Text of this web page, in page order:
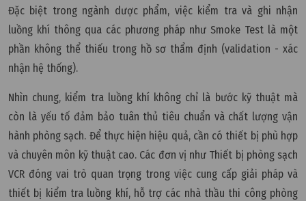
Đặc biệt trong ngành dược phẩm, việc kiểm tra và ghi nhận
luồng khí thông qua các phương pháp như Smoke Test là một
phần không thể thiếu trong hồ sơ thẩm định (validation - xác
nhận hệ thống).
Nhìn chung, kiểm tra luồng khí không chỉ là bước kỹ thuật mà
còn là yếu tố đảm bảo tuân thủ tiêu chuẩn và chất lượng vận
hành phòng sạch. Để thực hiện hiệu quả, cần có thiết bị phù hợp
và chuyên môn kỹ thuật cao. Các đơn vị như Thiết bị phòng sạch
VCR đóng vai trò quan trọng trong việc cung cấp giải pháp và
thiết bị kiểm tra luồng khí, hỗ trợ các nhà thầu thi công phòng